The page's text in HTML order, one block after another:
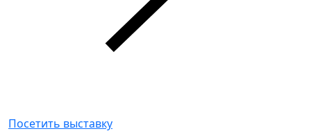
Посетить выставку